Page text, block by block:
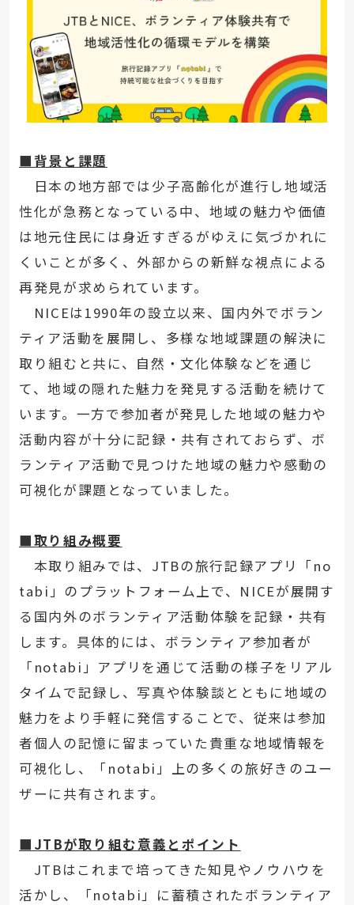
■背景と課題
日本の地方部では少子高齢化が進行し地域活
性化が急務となっている中、地域の魅力や価値
は地元住民には身近すぎるがゆえに気づかれに
くいことが多く、外部からの新鮮な視点による
再発見が求められています。
NICEは1990年の設立以来、国内外でボラン
ティア活動を展開し、多様な地域課題の解決に
取り組むと共に、自然・文化体験などを通じ
て、地域の隠れた魅力を発見する活動を続けて
います。一方で参加者が発見した地域の魅力や
活動内容が十分に記録・共有されておらず、ボ
ランティア活動で見つけた地域の魅力や感動の
可視化が課題となっていました。
■取り組み概要
本取り組みでは、JTBの旅行記録アプリ「no
tabi」のプラットフォーム上で、NICEが展開す
る国内外のボランティア活動体験を記録・共有
します。具体的には、ボランティア参加者が
「notabi」アプリを通じて活動の様子をリアル
タイムで記録し、写真や体験談とともに地域の
魅力をより手軽に発信することで、従来は参加
者個人の記憶に留まっていた貴重な地域情報を
可視化し、「notabi」上の多くの旅好きのユー
ザーに共有されます。
■JTBが取り組む意義とポイント
JTBはこれまで培ってきた知見やノウハウを
活かし、「notabi」に蓄積されたボランティア